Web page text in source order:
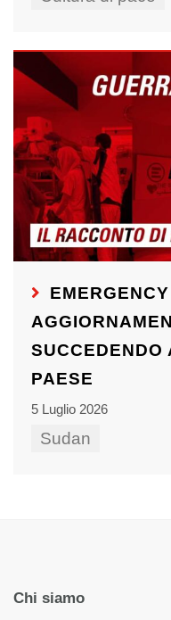
SUCCEDENDO
PAESE
5 Luglio 2026
Sudan
Chi siamo